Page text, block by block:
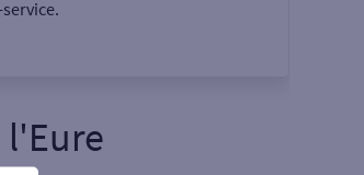
l'Eure